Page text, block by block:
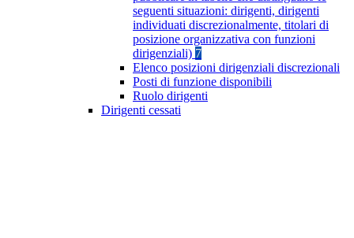
seguenti situazioni: dirigenti, dirigenti
individuati discrezionalmente, titolari di
posizione organizzativa con funzioni
dirigenziali) 7
Elenco posizioni dirigenziali discrezionali
Posti di funzione disponibili
Ruolo dirigenti
Dirigenti cessati